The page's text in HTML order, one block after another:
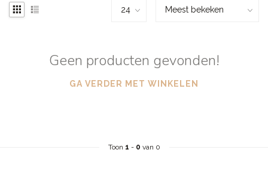
Geen producten gevonden!
GA VERDER MET WINKELEN
Toon 1 - 0 van 0